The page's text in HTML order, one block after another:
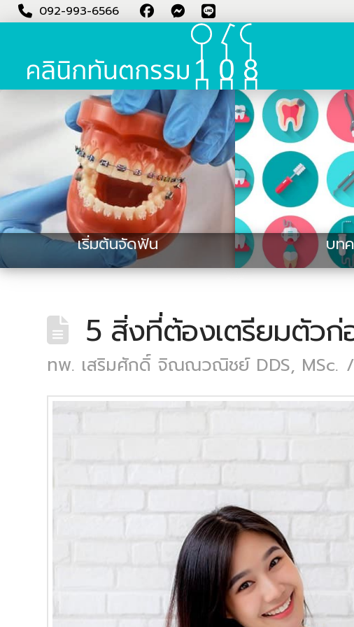
092-993-6566
เริ่มต้นจัดฟัน บท
5 สิ่งที่ต้องเตรียมตัวก่
ทพ. เสริมศักดิ์ จิณณวณิชย์ DDS, MSc.